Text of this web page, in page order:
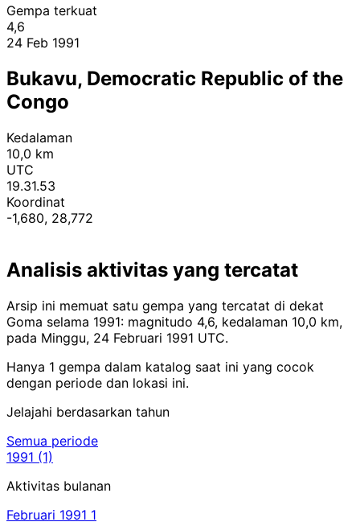
Gempa terkuat
4,6
24 Feb 1991
Bukavu, Democratic Republic of the
Congo
Kedalaman
10,0 km
UTC
19.31.53
Koordinat
-1,680, 28,772
Analisis aktivitas yang tercatat
Arsip ini memuat satu gempa yang tercatat di dekat
Goma selama 1991: magnitudo 4,6, kedalaman 10,0 km,
pada Minggu, 24 Februari 1991 UTC.
Hanya 1 gempa dalam katalog saat ini yang cocok
dengan periode dan lokasi ini.
Jelajahi berdasarkan tahun
Semua periode
1991 (1)
Aktivitas bulanan
Februari 1991 1